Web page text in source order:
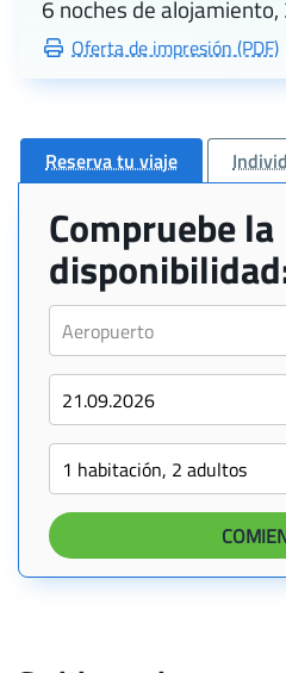
6 noches de
Oferta de impresión (PDF)
Reserva tu viaje
Compruebe la